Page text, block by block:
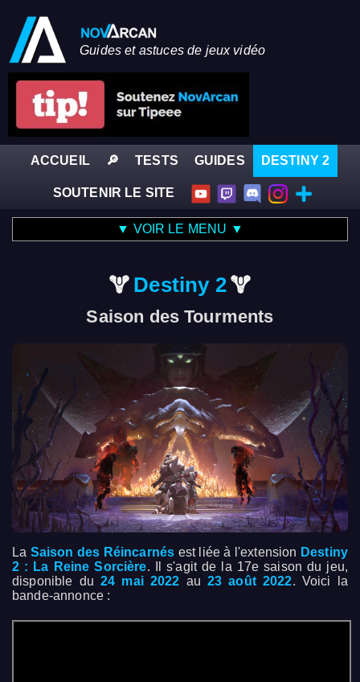
Guides et astuces de jeux vidéo
ACCUEIL 🔎 TESTS GUIDES DESTINY 2
SOUTENIR LE SITE
▼ VOIR LE MENU ▼
Destiny 2
Saison des Tourments
La Saison des Réincarnés est liée à l'extension Destiny
2 : La Reine Sorcière. Il s'agit de la 17e saison du jeu,
disponible du24 mai 2022 au 23 août 2022. Voici la
bande-annonce :